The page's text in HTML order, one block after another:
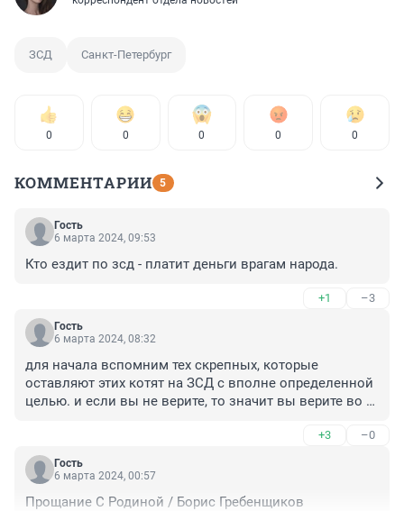
ЗСД Санкт-Петербург
0 0 0 0 0
КОММЕНТАРИИ 5
Гость
6 марта 2024, 09:53
Кто ездит по зсд - платит деньги врагам народа.
+1 –3
Гость
6 марта 2024, 08:32
для начала вспомним тех скрепных, которые
оставляют этих котят на ЗСД с вполне определенной
целью. и если вы не верите, то значит вы верите во
+3 –0
Гость
6 марта 2024, 00:57
Прощание С Родиной / Борис Гребенщиков